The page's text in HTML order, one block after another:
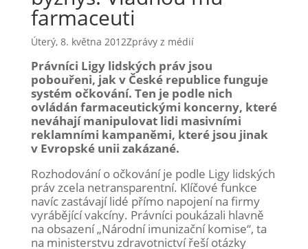
farmaceuti
Úterý, 8. května 2012Zprávy z médií
Právníci Ligy lidských práv jsou
pobouřeni, jak v České republice funguje
systém očkování. Ten je podle nich
ovládán farmaceutickými koncerny, které
neváhají manipulovat lidi masivními
reklamními kampaněmi, které jsou jinak
v Evropské unii zakázané.
Rozhodování o očkování je podle Ligy lidských
práv zcela netransparentní. Klíčové funkce
navíc zastávají lidé přímo napojení na firmy
vyrábějící vakcíny. Právníci poukázali hlavně
na obsazení „Národní imunizační komise“, ta
na ministerstvu zdravotnictví řeší otázky